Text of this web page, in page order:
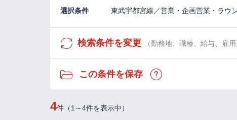
選択条件 東武宇都宮線／営業・企画営業・ラウ
検索条件を変更 （勤務地、職種、給与、雇
この条件を保存
4件（1～4件を表示中）